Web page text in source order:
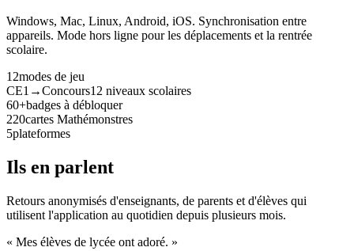
Windows, Mac, Linux, Android, iOS. Synchronisation entre
appareils. Mode hors ligne pour les déplacements et la rentrée
scolaire.
12modes de jeu
CE1→Concours12 niveaux scolaires
60+badges à débloquer
220cartes Mathémonstres
5plateformes
Ils en parlent
Retours anonymisés d'enseignants, de parents et d'élèves qui
utilisent l'application au quotidien depuis plusieurs mois.
« Mes élèves de lycée ont adoré. »